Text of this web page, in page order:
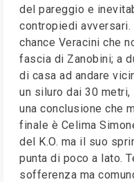
del pareggio e
contropiedi
chance Veracini che
fascia di Zanobini; a
di casa ad andare
un siluro dai 30
una conclusione che
finale è Celima
del K.O. ma il suo
punta di poco a lato.
sofferenza ma